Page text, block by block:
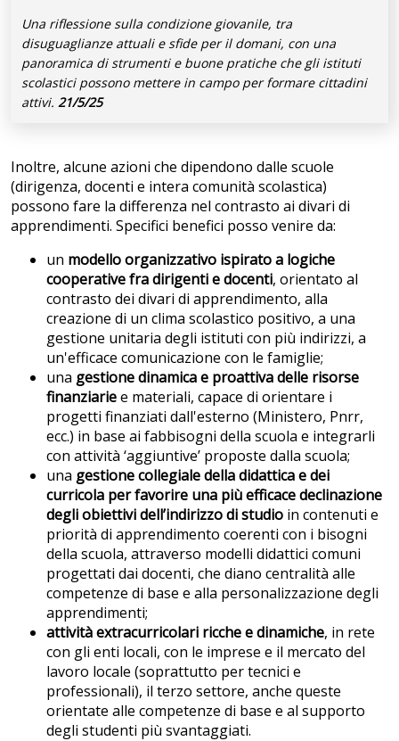
Una riflessione sulla condizione giovanile, tra
disuguaglianze attuali e sfide per il domani, con una
panoramica di strumenti e buone pratiche che gli istituti
scolastici possono mettere in campo per formare cittadini
attivi. 21/5/25
Inoltre, alcune azioni che dipendono dalle scuole
(dirigenza, docenti e intera comunità scolastica)
possono fare la differenza nel contrasto ai divari di
apprendimenti. Specifici benefici posso venire da:
un modello organizzativo ispirato a logiche
cooperative fra dirigenti e docenti, orientato al
contrasto dei divari di apprendimento, alla
creazione di un clima scolastico positivo, a una
gestione unitaria degli istituti con più indirizzi, a
un'efficace comunicazione con le famiglie;
una gestione dinamica e proattiva delle risorse
finanziariee materiali, capace di orientare i
progetti finanziati dall'esterno (Ministero, Pnrr,
ecc.) in base ai fabbisogni della scuola e integrarli
con attività ‘aggiuntive’ proposte dalla scuola;
una gestione collegiale della didattica e dei
curricola per favorire una più efficace declinazione
degli obiettivi dell’indirizzo di studio in contenuti e
priorità di apprendimento coerenti con i bisogni
della scuola, attraverso modelli didattici comuni
progettati dai docenti, che diano centralità alle
competenze di base e alla personalizzazione degli
apprendimenti;
attività extracurricolari ricche e dinamiche, in rete
con gli enti locali, con le imprese e il mercato del
lavoro locale (soprattutto per tecnici e
professionali), il terzo settore, anche queste
orientate alle competenze di base e al supporto
degli studenti più svantaggiati.